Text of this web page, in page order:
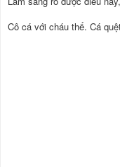
Cô cá với cháu thế. Cá